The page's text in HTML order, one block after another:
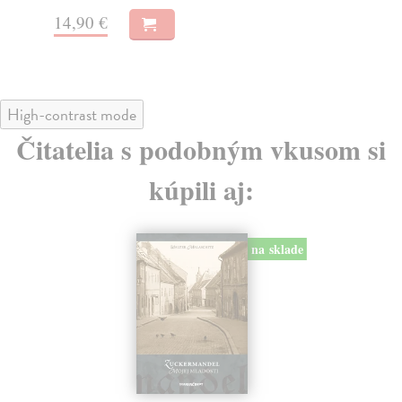
20,90 €
High-contrast mode
Čitatelia s podobným vkusom si
kúpili aj:
E-KNIHA